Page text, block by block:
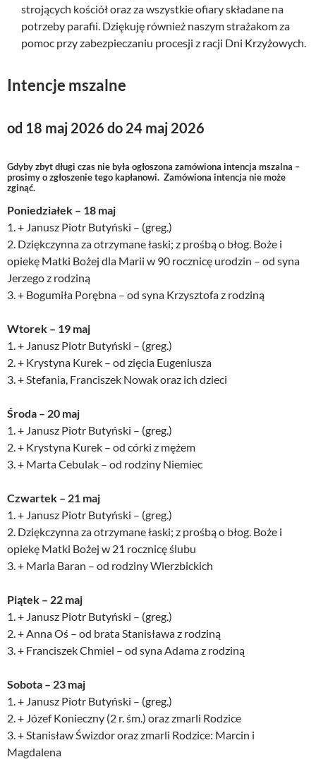
strojących kościół oraz za wszystkie ofiary składane na
potrzeby parafii. Dziękuję również naszym strażakom za
pomoc przy zabezpieczaniu procesji z racji Dni Krzyżowych.
Intencje mszalne
od 18 maj 2026 do 24 maj 2026
Gdyby zbyt długi czas nie była ogłoszona zamówiona intencja mszalna –
prosimy o zgłoszenie tego kapłanowi. Zamówiona intencja nie może
zginąć.
Poniedziałek – 18 maj
1. + Janusz Piotr Butyński – (greg.)
2. Dziękczynna za otrzymane łaski; z prośbą o błog. Boże i
opiekę Matki Bożej dla Marii w 90 rocznicę urodzin – od syna
Jerzego z rodziną
3. + Bogumiła Porębna – od syna Krzysztofa z rodziną
Wtorek – 19 maj
1. + Janusz Piotr Butyński – (greg.)
2. + Krystyna Kurek – od zięcia Eugeniusza
3. + Stefania, Franciszek Nowak oraz ich dzieci
Środa – 20 maj
1. + Janusz Piotr Butyński – (greg.)
2. + Krystyna Kurek – od córki z mężem
3. + Marta Cebulak – od rodziny Niemiec
Czwartek – 21 maj
1. + Janusz Piotr Butyński – (greg.)
2. Dziękczynna za otrzymane łaski; z prośbą o błog. Boże i
opiekę Matki Bożej w 21 rocznicę ślubu
3. + Maria Baran – od rodziny Wierzbickich
Piątek – 22 maj
1. + Janusz Piotr Butyński – (greg.)
2. + Anna Oś – od brata Stanisława z rodziną
3. + Franciszek Chmiel – od syna Adama z rodziną
Sobota – 23 maj
1. + Janusz Piotr Butyński – (greg.)
2. + Józef Konieczny (2 r. śm.) oraz zmarli Rodzice
3. + Stanisław Świzdor oraz zmarli Rodzice: Marcin i
Magdalena